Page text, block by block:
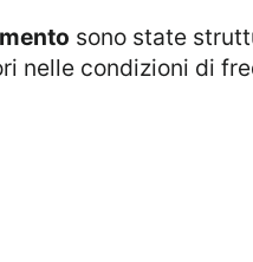
sono state
nelle condizioni di